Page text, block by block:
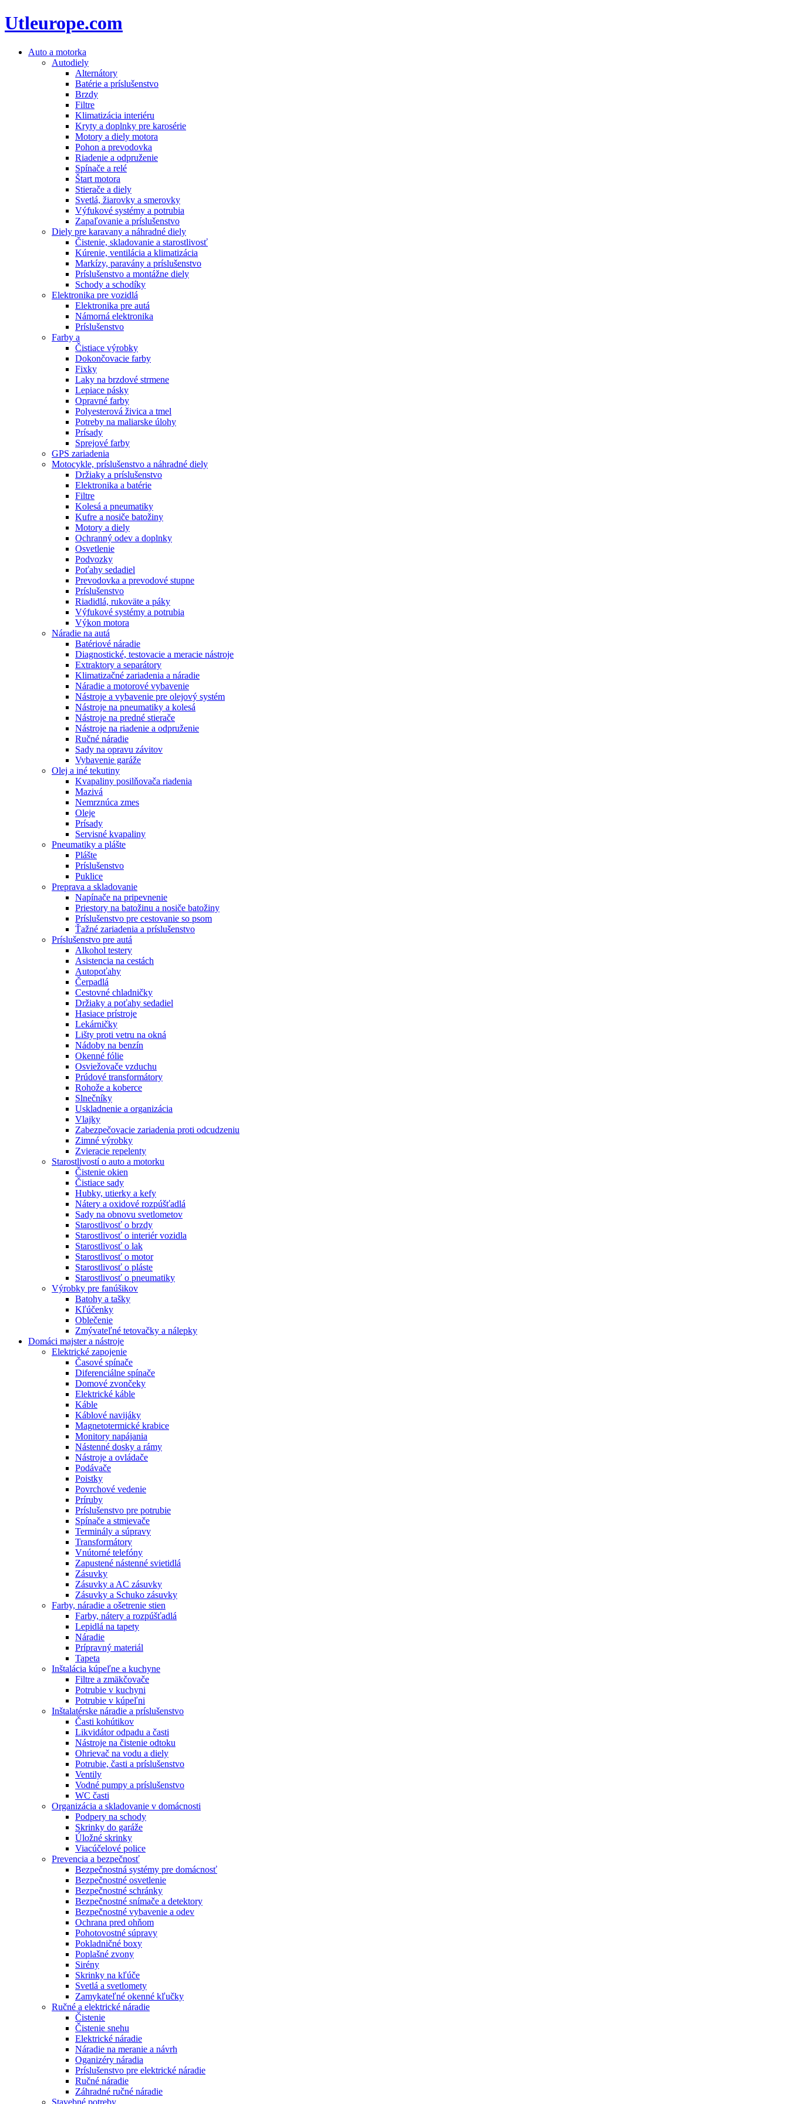
Utleurope.com
Auto a motorka
Autodiely
Alternátory
Batérie a príslušenstvo
Brzdy
Filtre
Klimatizácia interiéru
Kryty a doplnky pre karosérie
Motory a diely motora
Pohon a prevodovka
Riadenie a odpruženie
Spínače a relé
Štart motora
Stierače a diely
Svetlá, žiarovky a smerovky
Výfukové systémy a potrubia
Zapaľovanie a príslušenstvo
Diely pre karavany a náhradné diely
Čistenie, skladovanie a starostlivosť
Kúrenie, ventilácia a klimatizácia
Markízy, paravány a príslušenstvo
Príslušenstvo a montážne diely
Schody a schodíky
Elektronika pre vozidlá
Elektronika pre autá
Námorná elektronika
Príslušenstvo
Farby a
Čistiace výrobky
Dokončovacie farby
Fixky
Laky na brzdové strmene
Lepiace pásky
Opravné farby
Polyesterová živica a tmel
Potreby na maliarske úlohy
Prísady
Sprejové farby
GPS zariadenia
Motocykle, príslušenstvo a náhradné diely
Držiaky a príslušenstvo
Elektronika a batérie
Filtre
Kolesá a pneumatiky
Kufre a nosiče batožiny
Motory a diely
Ochranný odev a doplnky
Osvetlenie
Podvozky
Poťahy sedadiel
Prevodovka a prevodové stupne
Príslušenstvo
Riadidlá, rukoväte a páky
Výfukové systémy a potrubia
Výkon motora
Náradie na autá
Batériové náradie
Diagnostické, testovacie a meracie nástroje
Extraktory a separátory
Klimatizačné zariadenia a náradie
Náradie a motorové vybavenie
Nástroje a vybavenie pre olejový systém
Nástroje na pneumatiky a kolesá
Nástroje na predné stierače
Nástroje na riadenie a odpruženie
Ručné náradie
Sady na opravu závitov
Vybavenie garáže
Olej a iné tekutiny
Kvapaliny posilňovača riadenia
Mazivá
Nemrznúca zmes
Oleje
Prísady
Servisné kvapaliny
Pneumatiky a plášte
Plášte
Príslušenstvo
Puklice
Preprava a skladovanie
Napínače na pripevnenie
Priestory na batožinu a nosiče batožiny
Príslušenstvo pre cestovanie so psom
Ťažné zariadenia a príslušenstvo
Príslušenstvo pre autá
Alkohol testery
Asistencia na cestách
Autopoťahy
Čerpadlá
Cestovné chladničky
Držiaky a poťahy sedadiel
Hasiace prístroje
Lekárničky
Lišty proti vetru na okná
Nádoby na benzín
Okenné fólie
Osviežovače vzduchu
Prúdové transformátory
Rohože a koberce
Slnečníky
Uskladnenie a organizácia
Vlajky
Zabezpečovacie zariadenia proti odcudzeniu
Zimné výrobky
Zvieracie repelenty
Starostlivostí o auto a motorku
Čistenie okien
Čistiace sady
Hubky, utierky a kefy
Nátery a oxidové rozpúšťadlá
Sady na obnovu svetlometov
Starostlivosť o brzdy
Starostlivosť o interiér vozidla
Starostlivosť o lak
Starostlivosť o motor
Starostlivosť o pláste
Starostlivosť o pneumatiky
Výrobky pre fanúšikov
Batohy a tašky
Kľúčenky
Oblečenie
Zmývateľné tetovačky a nálepky
Domáci majster a nástroje
Elektrické zapojenie
Časové spínače
Diferenciálne spínače
Domové zvončeky
Elektrické káble
Káble
Káblové navijáky
Magnetotermické krabice
Monitory napájania
Nástenné dosky a rámy
Nástroje a ovládače
Podávače
Poistky
Povrchové vedenie
Príruby
Príslušenstvo pre potrubie
Spínače a stmievače
Terminály a súpravy
Transformátory
Vnútorné telefóny
Zapustené nástenné svietidlá
Zásuvky
Zásuvky a AC zásuvky
Zásuvky a Schuko zásuvky
Farby, náradie a ošetrenie stien
Farby, nátery a rozpúšťadlá
Lepidlá na tapety
Náradie
Prípravný materiál
Tapeta
Inštalácia kúpeľne a kuchyne
Filtre a zmäkčovače
Potrubie v kuchyni
Potrubie v kúpeľni
Inštalatérske náradie a príslušenstvo
Časti kohútikov
Likvidátor odpadu a časti
Nástroje na čistenie odtoku
Ohrievač na vodu a diely
Potrubie, časti a príslušenstvo
Ventily
Vodné pumpy a príslušenstvo
WC časti
Organizácia a skladovanie v domácnosti
Podpery na schody
Skrinky do garáže
Úložné skrinky
Viacúčelové police
Prevencia a bezpečnosť
Bezpečnostná systémy pre domácnosť
Bezpečnostné osvetlenie
Bezpečnostné schránky
Bezpečnostné snímače a detektory
Bezpečnostné vybavenie a odev
Ochrana pred ohňom
Pohotovostné súpravy
Pokladničné boxy
Poplašné zvony
Sirény
Skrinky na kľúče
Svetlá a svetlomety
Zamykateľné okenné kľučky
Ručné a elektrické náradie
Čistenie
Čistenie snehu
Elektrické náradie
Náradie na meranie a návrh
Oganizéry náradia
Príslušenstvo pre elektrické náradie
Ručné náradie
Záhradné ručné náradie
Stavebné potreby